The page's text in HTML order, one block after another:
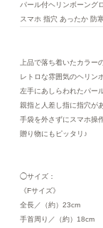
パール付ヘリンボーング
スマホ 指穴 あったか 防
上品で落ち着いたカラー
レトロな雰囲気のヘリン
左手にあしらわれたパー
親指と人差し指に指穴が
手袋を外さずにスマホ操
贈り物にもピッタリ♪
◯サイズ：
《Fサイズ》
全長／（約）23cm
手首周り／（約）18cm